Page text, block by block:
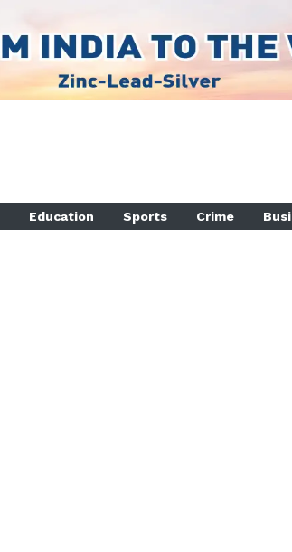
Education Sports Crime